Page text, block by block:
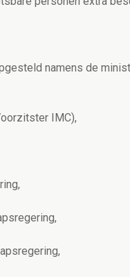
namens de
IMC),